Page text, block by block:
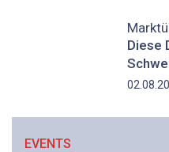
Diese
EVENTS